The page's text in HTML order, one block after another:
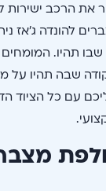
את הרכב
להונדה ג’אז
תהיו.
שבה תהיו
עם כל הציוד
מצבר